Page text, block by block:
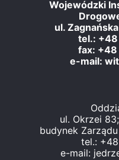
Wojewódzki
ul.
tel.:
fax:
e-mail:
ul. Okrzei
budynek
tel.:
e-mail: